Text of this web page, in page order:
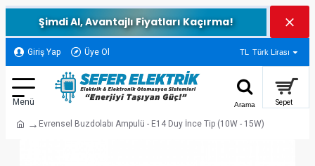
Şimdi Al, Avantajlı Fiyatları Kaçırma!
Giriş Yap Üye Ol TL Türk Lirası
Evrensel Buzdolabı Ampulü - E14 Duy İnce Tip (10W - 15W)